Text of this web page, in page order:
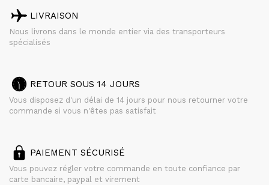
LIVRAISON
Nous livrons dans le monde entier via des transporteurs
spécialisés
RETOUR SOUS 14 JOURS
Vous disposez d'un délai de 14 jours pour nous retourner votre
commande si vous n'êtes pas satisfait
PAIEMENT SÉCURISÉ
Vous pouvez régler votre commande en toute confiance par
carte bancaire, paypal et virement